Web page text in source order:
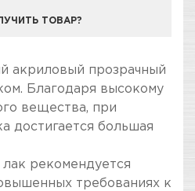
ТОВАР?
УДАЧИ" ЯВЛЯЕТСЯ
БРЕНДА CARFIT
акриловый прозрачный
Благодаря высокому
вещества, при
достигается большая
рекомендуется
требованиях к